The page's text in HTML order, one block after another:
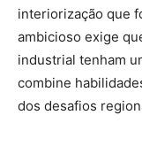
interiorização que
ambicioso exige
industrial tenham
combine
dos desafios